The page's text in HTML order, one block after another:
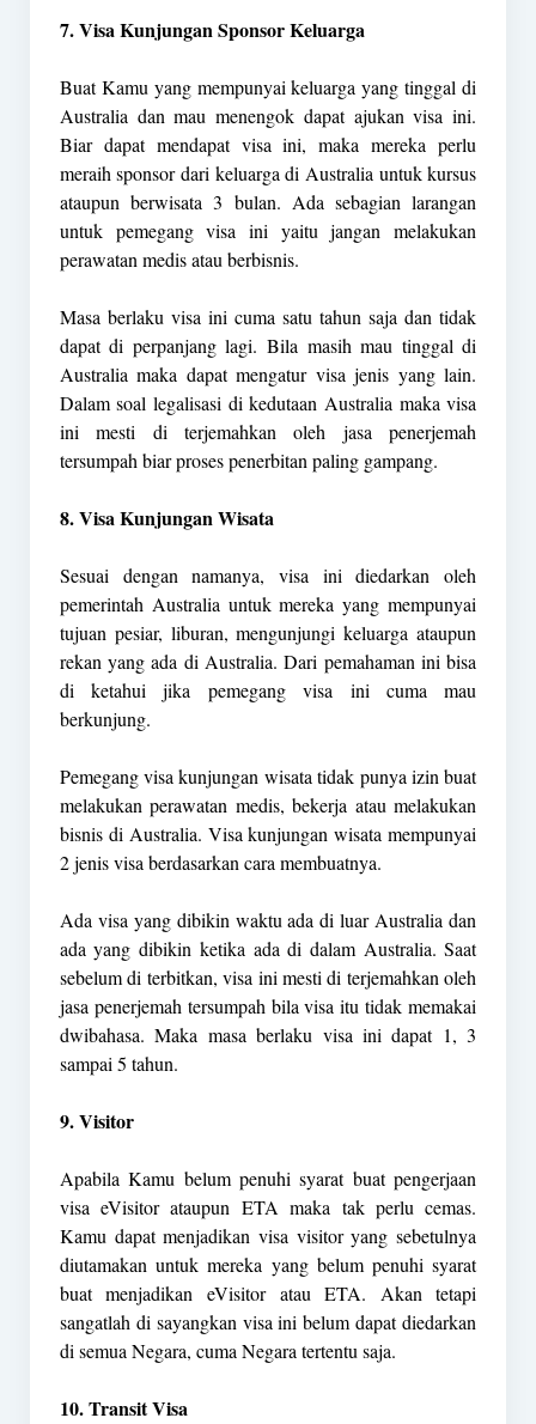
7. Visa Kunjungan Sponsor Keluarga
Buat Kamu yang mempunyai keluarga yang tinggal di
Australia dan mau menengok dapat ajukan visa ini.
Biar dapat mendapat visa ini, maka mereka perlu
meraih sponsor dari keluarga di Australia untuk kursus
ataupun berwisata 3 bulan. Ada sebagian larangan
untuk pemegang visa ini yaitu jangan melakukan
perawatan medis atau berbisnis.
Masa berlaku visa ini cuma satu tahun saja dan tidak
dapat di perpanjang lagi. Bila masih mau tinggal di
Australia maka dapat mengatur visa jenis yang lain.
Dalam soal legalisasi di kedutaan Australia maka visa
ini mesti di terjemahkan oleh jasa penerjemah
tersumpah biar proses penerbitan paling gampang.
8. Visa Kunjungan Wisata
Sesuai dengan namanya, visa ini diedarkan oleh
pemerintah Australia untuk mereka yang mempunyai
tujuan pesiar, liburan, mengunjungi keluarga ataupun
rekan yang ada di Australia. Dari pemahaman ini bisa
di ketahui jika pemegang visa ini cuma mau
berkunjung.
Pemegang visa kunjungan wisata tidak punya izin buat
melakukan perawatan medis, bekerja atau melakukan
bisnis di Australia. Visa kunjungan wisata mempunyai
2 jenis visa berdasarkan cara membuatnya.
Ada visa yang dibikin waktu ada di luar Australia dan
ada yang dibikin ketika ada di dalam Australia. Saat
sebelum di terbitkan, visa ini mesti di terjemahkan oleh
jasa penerjemah tersumpah bila visa itu tidak memakai
dwibahasa. Maka masa berlaku visa ini dapat 1, 3
sampai 5 tahun.
9. Visitor
Apabila Kamu belum penuhi syarat buat pengerjaan
visa eVisitor ataupun ETA maka tak perlu cemas.
Kamu dapat menjadikan visa visitor yang sebetulnya
diutamakan untuk mereka yang belum penuhi syarat
buat menjadikan eVisitor atau ETA. Akan tetapi
sangatlah di sayangkan visa ini belum dapat diedarkan
di semua Negara, cuma Negara tertentu saja.
10. Transit Visa